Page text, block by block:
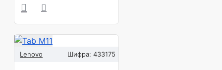
Lenovo Шифра: 433175